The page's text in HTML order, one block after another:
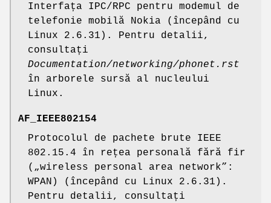
Interfața IPC/RPC pentru modemul de
telefonie mobilă Nokia (începând cu
Linux 2.6.31). Pentru detalii,
consultați
Documentation/networking/phonet.rst
în arborele sursă al nucleului
Linux.
AF_IEEE802154
Protocolul de pachete brute IEEE
802.15.4 în rețea personală fără fir
(„wireless personal area network”:
WPAN) (începând cu Linux 2.6.31).
Pentru detalii, consultați